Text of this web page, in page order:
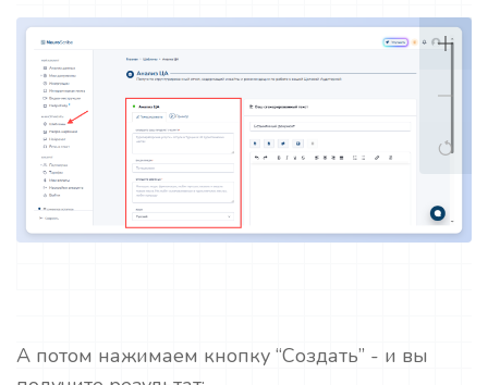
А потом нажимаем кнопку “Создать” - и вы